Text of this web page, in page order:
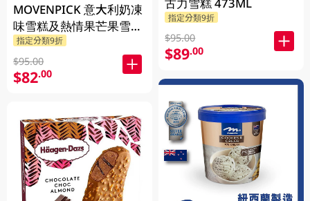
MOVENPICK 意大利奶凍
味雪糕及熱情果芒果雪葩
500ML
指定分類9折
$95.00
$82.00
指定分類9折
$95.00
$89.00